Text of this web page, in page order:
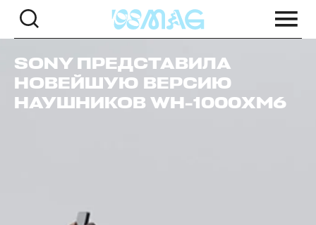
SONY ПРЕДСТАВИЛА
НОВЕЙШУЮ ВЕРСИЮ
НАУШНИКОВ WH-1000XM6